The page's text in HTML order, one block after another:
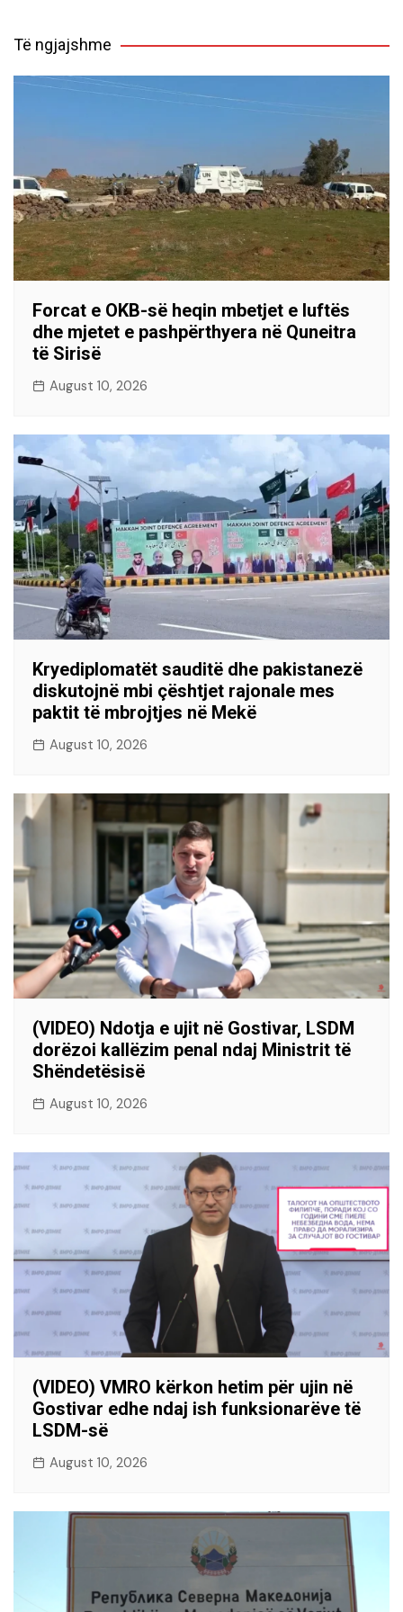
Të ngjajshme
Forcat e OKB-së heqin mbetjet e luftës
dhe mjetet e pashpërthyera në Quneitra
të Sirisë
August 10, 2026
Kryediplomatët sauditë dhe pakistanezë
diskutojnë mbi çështjet rajonale mes
paktit të mbrojtjes në Mekë
August 10, 2026
(VIDEO) Ndotja e ujit në Gostivar, LSDM
dorëzoi kallëzim penal ndaj Ministrit të
Shëndetësisë
August 10, 2026
(VIDEO) VMRO kërkon hetim për ujin në
Gostivar edhe ndaj ish funksionarëve të
LSDM-së
August 10, 2026